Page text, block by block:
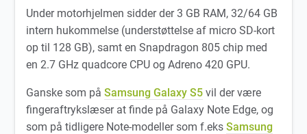
Under motorhjelmen sidder der 3 GB RAM, 32/64 GB
intern hukommelse (understøttelse af micro SD-kort
op til 128 GB), samt en Snapdragon 805 chip med
en 2.7 GHz quadcore CPU og Adreno 420 GPU.
Ganske som påSamsung Galaxy S5 vil der være
fingeraftrykslæser at finde på Galaxy Note Edge, og
som på tidligere Note-modeller som f.eksSamsung